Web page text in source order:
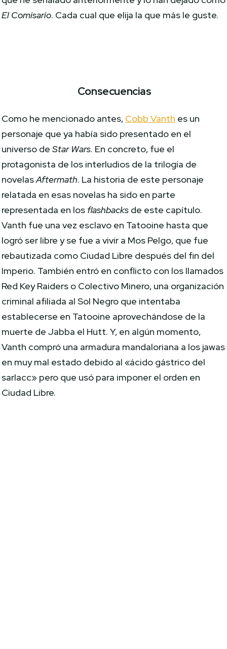
El Comisario. Cada cual que elija la que más le guste.
Consecuencias
Como he mencionado antes, Cobb Vanth es un
personaje que ya había sido presentado en el
universo deStar Wars. En concreto, fue el
protagonista de los interludios de la trilogía de
novelasAftermath. La historia de este personaje
relatada en esas novelas ha sido en parte
representada en los flashbacks de este capítulo.
Vanth fue una vez esclavo en Tatooine hasta que
logró ser libre y se fue a vivir a Mos Pelgo, que fue
rebautizada como Ciudad Libre después del fin del
Imperio. También entró en conflicto con los llamados
Red Key Raiders o Colectivo Minero, una organización
criminal afiliada al Sol Negro que intentaba
establecerse en Tatooine aprovechándose de la
muerte de Jabba el Hutt. Y, en algún momento,
Vanth compró una armadura mandaloriana a los jawas
en muy mal estado debido al «ácido gástrico del
sarlacc» pero que usó para imponer el orden en
Ciudad Libre.